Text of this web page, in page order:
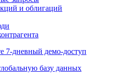
и облигаций
7-дневный демо-доступ
базу данных